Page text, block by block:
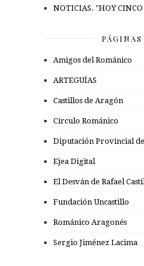
NOTICIAS. "HOY
PÁGINAS
Amigos del Románico
ARTEGUÍAS
Castillos de Aragón
Círculo Románico
Diputación Provincial
Ejea Digital
El Desván de Rafael
Fundación Uncastillo
Románico Aragonés
Sergio Jiménez Lacima